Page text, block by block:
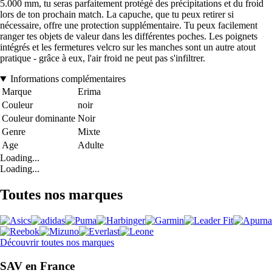
5.000 mm, tu seras parfaitement protégé des précipitations et du froid
lors de ton prochain match. La capuche, que tu peux retirer si
nécessaire, offre une protection supplémentaire. Tu peux facilement
ranger tes objets de valeur dans les différentes poches. Les poignets
intégrés et les fermetures velcro sur les manches sont un autre atout
pratique - grâce à eux, l'air froid ne peut pas s'infiltrer.
Informations complémentaires
Marque
Erima
Couleur
noir
Couleur dominante Noir
Genre
Mixte
Age
Adulte
Loading...
Loading...
Toutes nos marques
Découvrir toutes nos marques
SAV en France